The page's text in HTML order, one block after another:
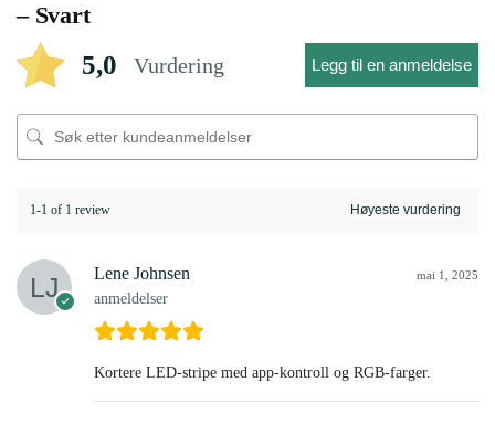
– Svart
5,0 Vurdering Legg til en anmeldelse
1-1 of 1 review
Lene Johnsen
anmeldelser
mai 1, 2025
Kortere LED-stripe med app-kontroll og RGB-farger.